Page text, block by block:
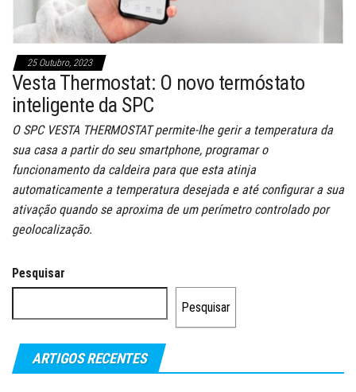
25 Outubro, 2023
Vesta Thermostat: O novo termóstato
inteligente da SPC
O SPC VESTA THERMOSTAT permite-lhe gerir a temperatura da
sua casa a partir do seu smartphone, programar o
funcionamento da caldeira para que esta atinja
automaticamente a temperatura desejada e até configurar a sua
ativação quando se aproxima de um perímetro controlado por
geolocalização.
Pesquisar
Pesquisar
ARTIGOS RECENTES